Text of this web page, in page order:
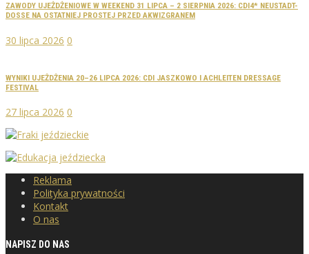
ZAWODY UJEŻDŻENIOWE W WEEKEND 31 LIPCA – 2 SIERPNIA 2026: CDI4* NEUSTADT-
DOSSE NA OSTATNIEJ PROSTEJ PRZED AKWIZGRANEM
30 lipca 2026 0
WYNIKI UJEŻDŻENIA 20–26 LIPCA 2026: CDI JASZKOWO I ACHLEITEN DRESSAGE
FESTIVAL
27 lipca 2026 0
Reklama
Polityka prywatności
Kontakt
O nas
NAPISZ DO NAS